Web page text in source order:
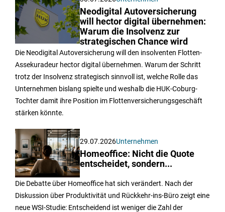
Neodigital Autoversicherung
will hector digital übernehmen:
Warum die Insolvenz zur
strategischen Chance wird
Die Neodigital Autoversicherung will den insolventen Flotten-
Assekuradeur hector digital übernehmen. Warum der Schritt
trotz der Insolvenz strategisch sinnvoll ist, welche Rolle das
Unternehmen bislang spielte und weshalb die HUK-Coburg-
Tochter damit ihre Position im Flottenversicherungsgeschäft
stärken könnte.
29.07.2026Unternehmen
Homeoffice: Nicht die Quote
entscheidet, sondern...
Die Debatte über Homeoffice hat sich verändert. Nach der
Diskussion über Produktivität und Rückkehr-ins-Büro zeigt eine
neue WSI-Studie: Entscheidend ist weniger die Zahl der